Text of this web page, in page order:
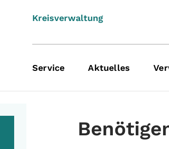
Kreisverwaltung
Service Aktuelles